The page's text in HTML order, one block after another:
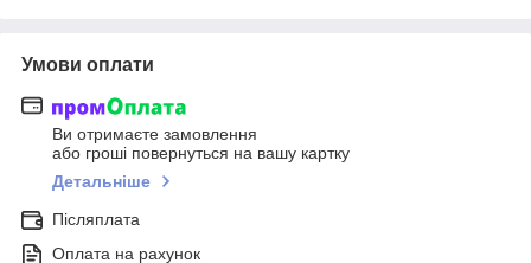
Умови оплати
Ви отримаєте замовлення
або гроші повернуться на вашу картку
Детальніше
Післяплата
Оплата на рахунок